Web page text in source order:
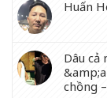
Huấn
Dâu cả
chồng